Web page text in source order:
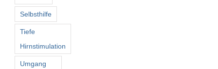
Selbsthilfe
Tiefe
Hirnstimulation
Umgang